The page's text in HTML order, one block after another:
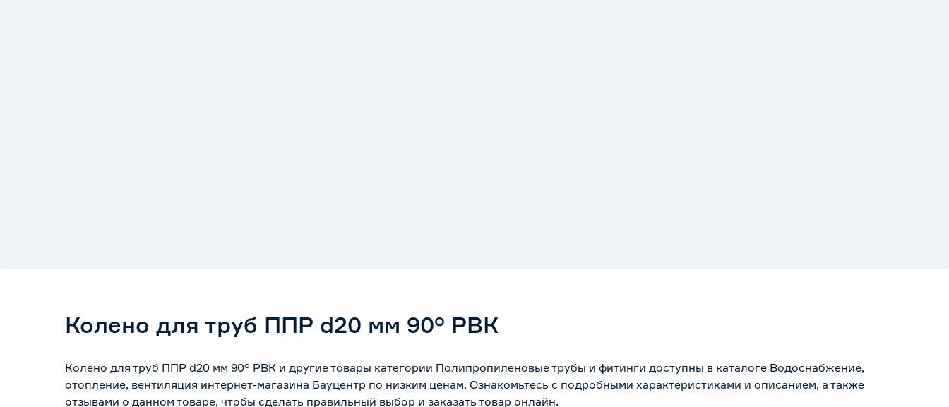
Колено для труб ППР d20 мм 90° РВК
Колено для труб ППР d20 мм 90° РВК и другие товары категории Полипропиленовые трубы и фитинги доступны в каталоге Водоснабжение,
отопление, вентиляция интернет-магазина Бауцентр по низким ценам. Ознакомьтесь с подробными характеристиками и описанием, а также
отзывами о данном товаре, чтобы сделать правильный выбор и заказать товар онлайн.